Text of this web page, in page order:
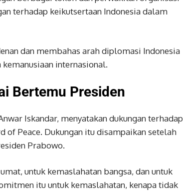
terhadap keikutsertaan Indonesia dalam
dan membahas arah diplomasi Indonesia
internasional.
Bertemu Presiden
Iskandar, menyatakan dukungan terhadap
of Peace. Dukungan itu disampaikan setelah
Prabowo.
untuk kemaslahatan bangsa, dan untuk
itu untuk kemaslahatan, kenapa tidak